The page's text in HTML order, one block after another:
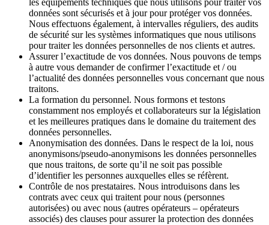
les équipements techniques que nous utilisons pour traiter vos
données sont sécurisés et à jour pour protéger vos données.
Nous effectuons également, à intervalles réguliers, des audits
de sécurité sur les systèmes informatiques que nous utilisons
pour traiter les données personnelles de nos clients et autres.
Assurer l’exactitude de vos données. Nous pouvons de temps
à autre vous demander de confirmer l’exactitude et / ou
l’actualité des données personnelles vous concernant que nous
traitons.
La formation du personnel. Nous formons et testons
constamment nos employés et collaborateurs sur la législation
et les meilleures pratiques dans le domaine du traitement des
données personnelles.
Anonymisation des données. Dans le respect de la loi, nous
anonymisons/pseudo-anonymisons les données personnelles
que nous traitons, de sorte qu’il ne soit pas possible
d’identifier les personnes auxquelles elles se réfèrent.
Contrôle de nos prestataires. Nous introduisons dans les
contrats avec ceux qui traitent pour nous (personnes
autorisées) ou avec nous (autres opérateurs – opérateurs
associés) des clauses pour assurer la protection des données